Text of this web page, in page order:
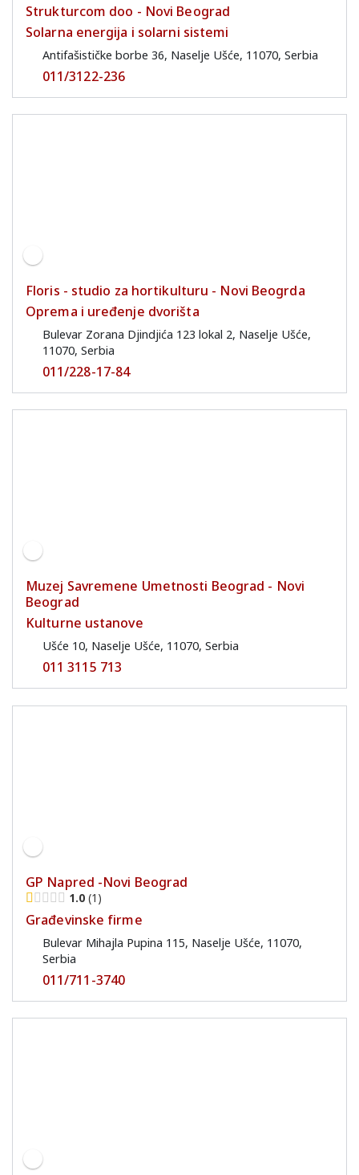
Strukturcom doo - Novi Beograd
Solarna energija i solarni sistemi
Antifašističke borbe 36, Naselje Ušće, 11070, Serbia
011/3122-236
Floris - studio za hortikulturu - Novi Beogrda
Oprema i uređenje dvorišta
Bulevar Zorana Djindjića 123 lokal 2, Naselje Ušće,
11070, Serbia
011/228-17-84
Muzej Savremene Umetnosti Beograd - Novi
Beograd
Kulturne ustanove
Ušće 10, Naselje Ušće, 11070, Serbia
011 3115 713
GP Napred -Novi Beograd
1.0 1
Građevinske firme
Bulevar Mihajla Pupina 115, Naselje Ušće, 11070,
Serbia
011/711-3740